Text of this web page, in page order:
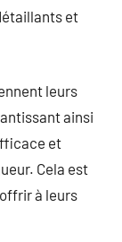
et
leurs
ainsi
et
Cela est
à leurs